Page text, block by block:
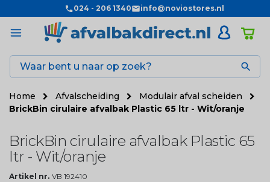
024 - 206 1340 info@noviostores.nl

Home Afvalscheiding
Modulair afval scheiden
BrickBin cirulaire afvalbak Plastic 65 ltr - Wit/oranje
BrickBin cirulaire afvalbak Plastic 65
ltr - Wit/oranje
Artikel nr. VB 192410